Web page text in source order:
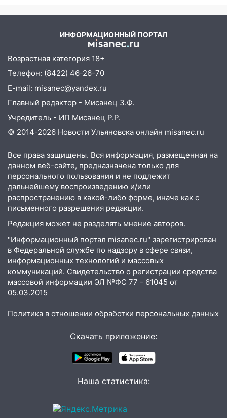
области днем 9 августа
День, когда всё может
измениться: гороскоп на 9 августа —
три знака получат шанс, который нельзя
упустить
08.08.2026
20:10 Во время урагана в Ульяновске на
Волге перевернулась лодка
заблокировало в машине двух женщин
17:15 В Ульяновской области
ремонтируют девять мостов: один уже
готов, ещё два — почти завершены
урагана 8 августа
16:38 Прогноз погоды в Ульяновской
области на 9 августа
16:34
Из-за мощной непогоды в
Ульяновске отменили фестиваль «Наше
16:17
Мелекесский район первым в
Ульяновской области намолотил более
100 тысяч тонн зерна
В колледжи и техникумы
тысяч заявлений
Фоторепортаж с улиц Ульяновска
после шторма: поваленные деревья и
ИНФОРМАЦИОННЫЙ ПОРТАЛ
Возрастная категория 18+
Телефон: (8422) 46-26-70
E-mail: misanec@yandex.ru
Главный редактор - Мисанец З.Ф.
Учредитель - ИП Мисанец Р.Р.
© 2014-2026 Новости Ульяновска онлайн misanec.ru
Все права защищены. Вся информация, размещенная на
данном веб-сайте, предназначена только для
персонального пользования и не подлежит
дальнейшему воспроизведению и/или
распространению в какой-либо форме, иначе как с
письменного разрешения редакции.
Редакция может не разделять мнение авторов.
"Информационный портал misanec.ru" зарегистрирован
в Федеральной службе по надзору в сфере связи,
информационных технологий и массовых
коммуникаций. Свидетельство о регистрации средства
массовой информации ЭЛ №ФС 77 - 61045 от
05.03.2015
Политика в отношении обработки персональных данных
Скачать приложение:
Наша статистика: